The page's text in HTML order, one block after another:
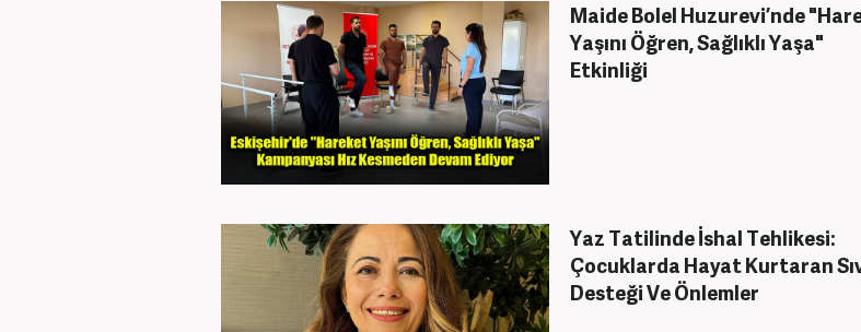
Maide Bolel Huzurevi’nde
Yaşını Öğren, Sağlıklı Yaşa"
Etkinliği
Yaz Tatilinde İshal Tehlikesi:
Çocuklarda Hayat Kurtaran
Desteği Ve Önlemler